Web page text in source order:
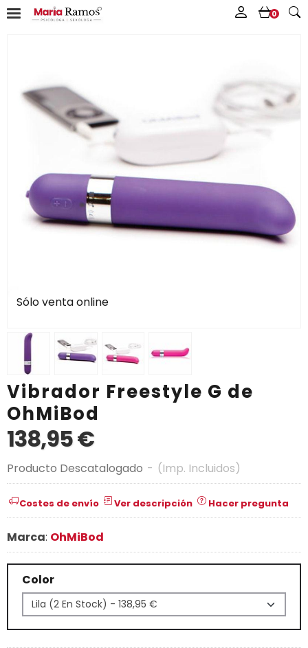
0
Sólo venta online
Vibrador Freestyle G de
OhMiBod
138,95 €
Producto Descatalogado - (Imp. Incluidos)
Costes de envío Ver descripción Hacer pregunta
Marca: OhMiBod
Color